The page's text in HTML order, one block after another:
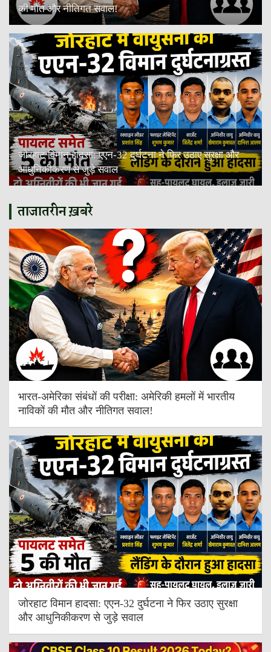
की मौत और नीतिगत सवाल!
जोरहाट विमान हादसा: एएन-32 दुर्घटना ने फिर उठाए सुरक्षा और
आधुनिकीकरण से जुड़े सवाल
ताजातरीन ख़बरे
भारत-अमेरिका संबंधों की परीक्षा: अमेरिकी हमलों में भारतीय
नाविकों की मौत और नीतिगत सवाल!
जोरहाट विमान हादसा: एएन-32 दुर्घटना ने फिर उठाए सुरक्षा
और आधुनिकीकरण से जुड़े सवाल